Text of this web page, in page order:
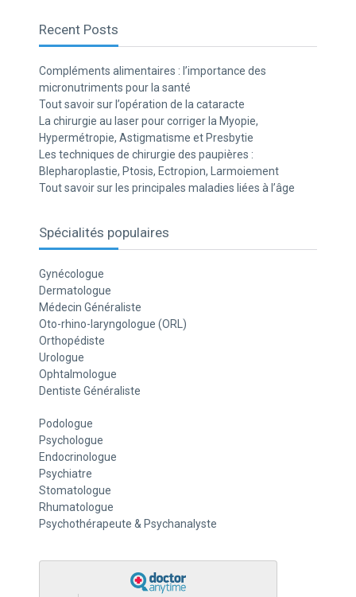
Recent Posts
Compléments alimentaires : l’importance des
micronutriments pour la santé
Tout savoir sur l’opération de la cataracte
La chirurgie au laser pour corriger la Myopie,
Hypermétropie, Astigmatisme et Presbytie
Les techniques de chirurgie des paupières :
Blepharoplastie, Ptosis, Ectropion, Larmoiement
Tout savoir sur les principales maladies liées à l’âge
Spécialités populaires
Gynécologue
Dermatologue
Médecin Généraliste
Oto-rhino-laryngologue (ORL)
Orthopédiste
Urologue
Ophtalmologue
Dentiste Généraliste
Podologue
Psychologue
Endocrinologue
Psychiatre
Stomatologue
Rhumatologue
Psychothérapeute & Psychanalyste